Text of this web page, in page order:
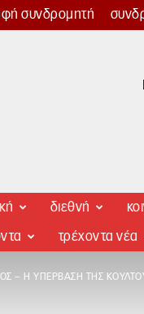
συνδρομητή
διεθνή
τρέχοντα νέα
– Η ΥΠΈΡΒΑΣΗ ΤΗΣ